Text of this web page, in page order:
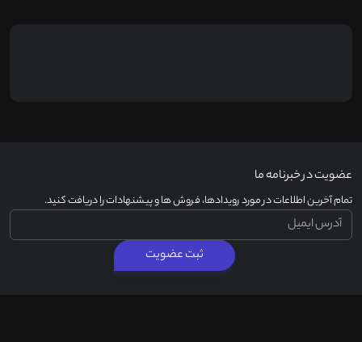
عضویت در خبرنامه ما
تمام آخرین اطلاعات در مورد رویدادها، فروش ها و پیشنهادات را دریافت کنید.
ثبت عضویت